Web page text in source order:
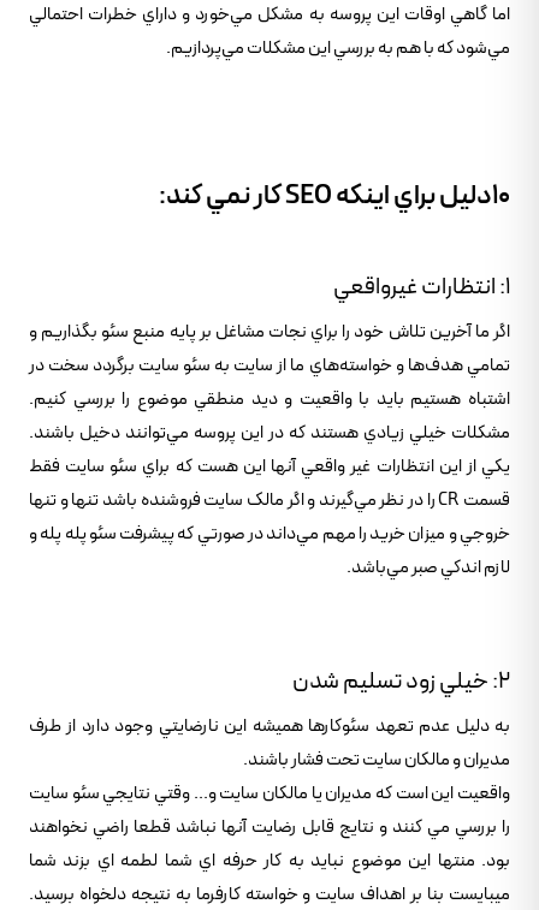
اما گاهي اوقات اين پروسه به مشکل مي‌خورد و داراي خطرات احتمالي
مي‌شود که با هم به بررسي اين مشکلات مي‌پردازيم.
10دليل براي اينکه SEO کار نمي کند:
1: انتظارات غيرواقعي
اگر ما آخرين تلاش خود را براي نجات مشاغل بر پايه منبع سئو بگذاريم و
تمامي هدف‌ها و خواسته‌هاي ما از سايت به سئو سايت برگردد سخت در
اشتباه هستيم بايد با واقعيت و ديد منطقي موضوع را بررسي کنيم.
مشکلات خيلي زيادي هستند که در اين پروسه مي‌توانند دخيل باشند.
يکي از اين انتظارات غير واقعي آنها اين هست که براي سئو سايت فقط
قسمت CR را در نظر مي‌گيرند و اگر مالک سايت فروشنده باشد تنها و تنها
خروجي و ميزان خريد را مهم مي‌داند در صورتي که پيشرفت سئو پله پله و
لازم اندکي صبر مي‌باشد.
2: خيلي زود تسليم شدن
به دليل عدم تعهد سئوکارها هميشه اين نارضايتي وجود دارد از طرف
مديران و مالکان سايت تحت فشار باشند.
واقعيت اين است که مديران يا مالکان سايت و... وقتي نتايجي سئو سايت
را بررسي مي کنند و نتايج قابل رضايت آنها نباشد قطعا راضي نخواهند
بود. منتها اين موضوع نبايد به کار حرفه اي شما لطمه اي بزند شما
ميبايست بنا بر اهداف سايت و خواسته کارفرما به نتيجه دلخواه برسيد.